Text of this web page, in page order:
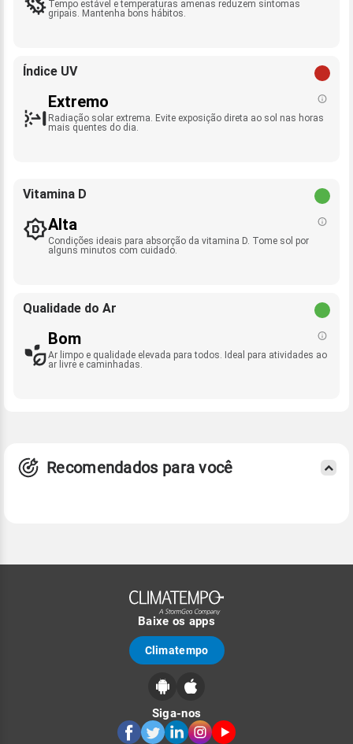
Tempo estável e temperaturas amenas reduzem sintomas
gripais. Mantenha bons hábitos.
Índice UV
Extremo
Radiação solar extrema. Evite exposição direta ao sol nas horas
mais quentes do dia.
Vitamina D
Alta
Condições ideais para absorção da vitamina D. Tome sol por
alguns minutos com cuidado.
Qualidade do Ar
Bom
Ar limpo e qualidade elevada para todos. Ideal para atividades ao
ar livre e caminhadas.
Recomendados para você
Baixe os apps
Climatempo
Siga-nos